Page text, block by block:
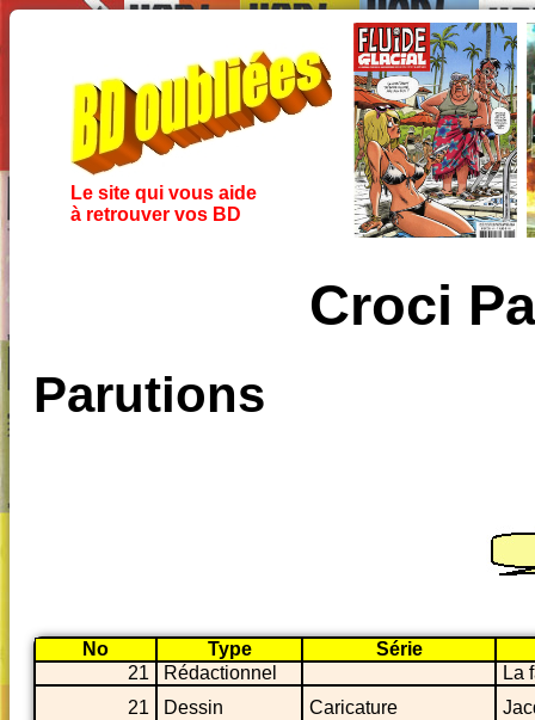
Le site qui vous aide
à retrouver vos BD
Croci
Parutions
No Type
Série
21
Rédactionnel
La
21
Dessin Caricature